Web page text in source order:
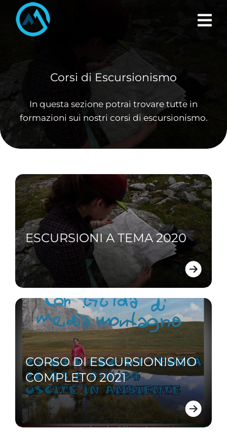
content
Corsi di Escursionismo
In questa sezione potrai trovare tutte in
formazioni sui nostri corsi di escursionismo.
ESCURSIONI A TEMA 2020
CORSO DI ESCURSIONISMO
COMPLETO 2021